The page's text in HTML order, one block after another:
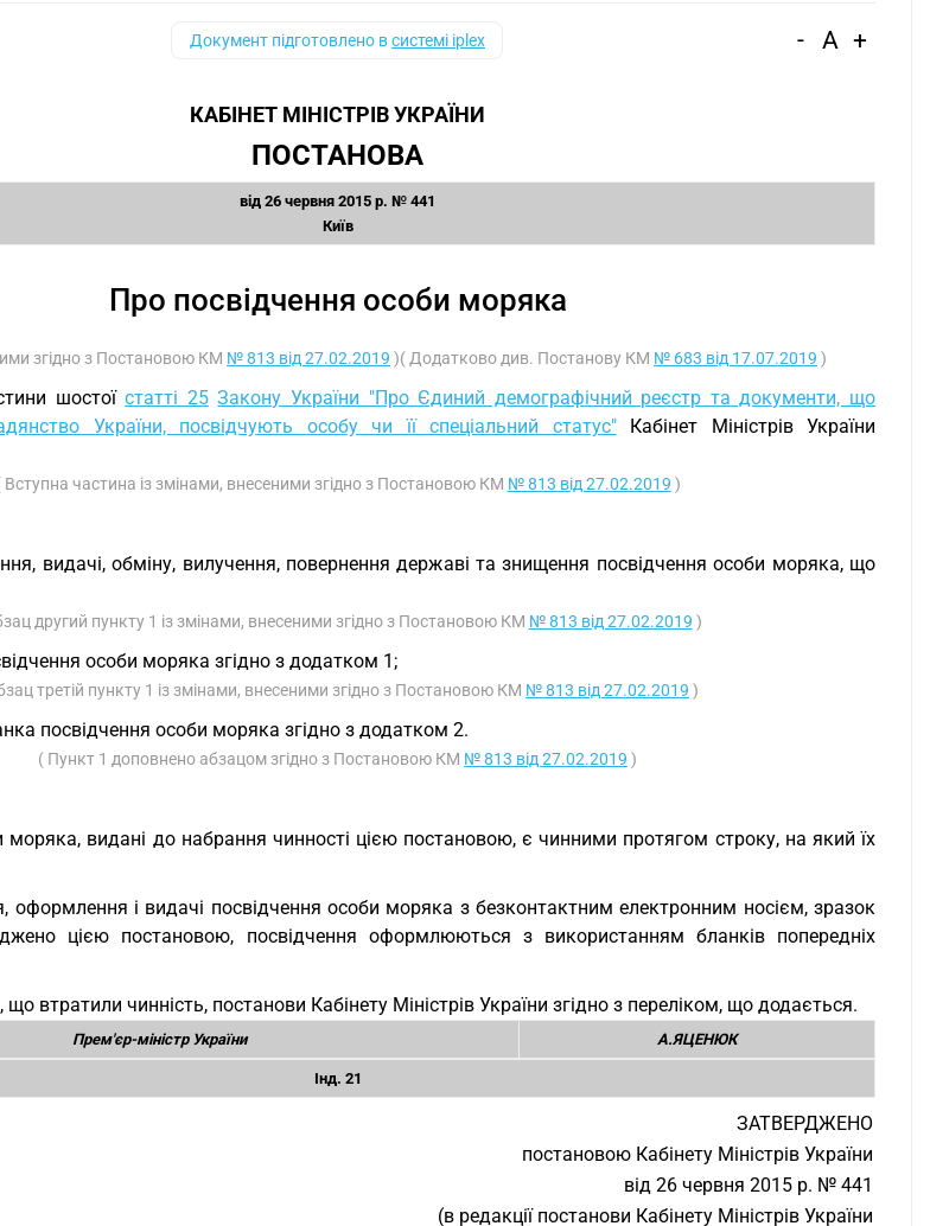
Документ підготовлено всистемі iplex - A +
КАБІНЕТ МІНІСТРІВ УКРАЇНИ
ПОСТАНОВА
від 26 червня 2015 р. № 441
Київ
Про посвідчення особи моряка
згідно з Постановою КМ № 813 від 27.02.2019 )( Додатково див. Постанову КМ № 683 від 17.07.2019 )
шостоїстатті 25 Закону України "Про Єдиний демографічний реєстр та документи, що
України, посвідчують особу чи її спеціальний статус"Кабінет Міністрів України
Вступна частина із змінами, внесеними згідно з Постановою КМ № 813 від 27.02.2019 )
видачі, обміну, вилучення, повернення державі та знищення посвідчення особи моряка, що
другий пункту 1 із змінами, внесеними згідно з Постановою КМ № 813 від 27.02.2019 )
особи моряка згідно з додатком 1;
третій пункту 1 із змінами, внесеними згідно з Постановою КМ № 813 від 27.02.2019 )
посвідчення особи моряка згідно з додатком 2.
( Пункт 1 доповнено абзацом згідно з Постановою КМ № 813 від 27.02.2019 )
моряка, видані до набрання чинності цією постановою, є чинними протягом строку, на який їх
оформлення і видачі посвідчення особи моряка з безконтактним електронним носієм, зразок
цією постановою, посвідчення оформлюються з використанням бланків попередніх
втратили чинність, постанови Кабінету Міністрів України згідно з переліком, що додається.
Прем'єр-міністр України А.ЯЦЕНЮК
Інд. 21
ЗАТВЕРДЖЕНО
постановою Кабінету Міністрів України
від 26 червня 2015 р. № 441
(в редакції постанови Кабінету Міністрів України